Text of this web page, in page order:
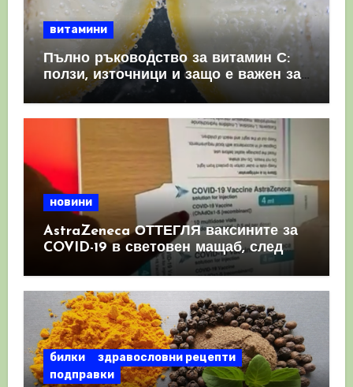
витамини
Пълно ръководство за витамин С:
ползи, източници и защо е важен за
имунната система
новини
AstraZeneca ОТТЕГЛЯ ваксините за
COVID-19 в световен мащаб, след
като призна, че те причиняват
билки
здравословни рецепти
подправки